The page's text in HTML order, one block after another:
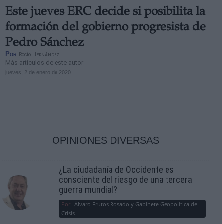
Este jueves ERC decide si posibilita la
formación del gobierno progresista de
Pedro Sánchez
Por Rocío Hernández
Más artículos de este autor
jueves, 2 de enero de 2020
OPINIONES DIVERSAS
¿La ciudadanía de Occidente es
consciente del riesgo de una tercera
guerra mundial?
Por Álvaro Frutos Rosado y Gabinete Geopolítica de
Crisis